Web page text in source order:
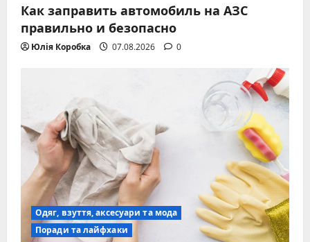
Как заправить автомобиль на АЗС
правильно и безопасно
Юлія Коробка 07.08.2026 0
Одяг, взуття, аксесуари та мода
Поради та лайфхаки